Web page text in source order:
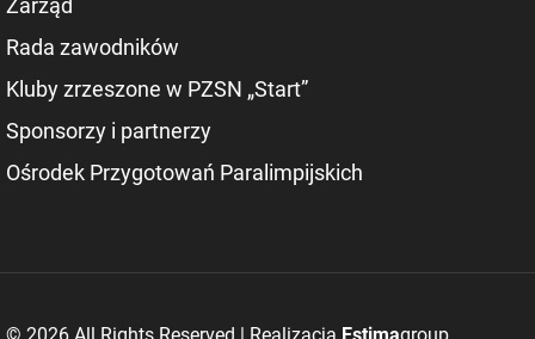
Zarząd
Rada zawodników
Kluby zrzeszone w PZSN „Start”
Sponsorzy i partnerzy
Ośrodek Przygotowań Paralimpijskich